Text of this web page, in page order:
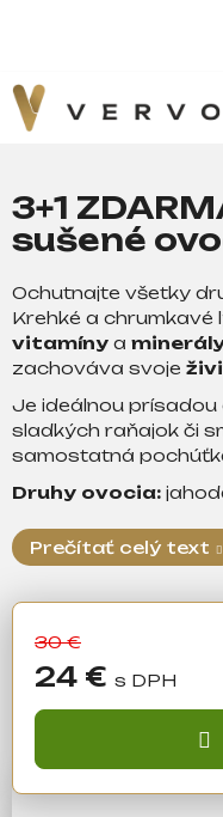
3+1
sušené
Ochutnajte všetky
Krehké a
vitamíny a
zachováva svoje
Je ideálnou
sladkých raňajok či
samostatná
Druhy ovocia:
Prečítať celý text
30 €
24 €
cena:
Č
p
o
t
r
e
b
u
j
e
t
e
á
s
ť
?